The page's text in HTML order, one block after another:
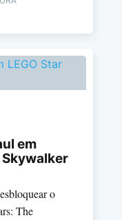
em
Skywalker
o
The